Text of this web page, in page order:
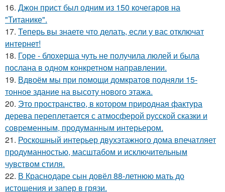
16. Джон прист был одним из 150 кочегаров на
"Титанике".
17. Теперь вы знаете что делать, если у вас отключат
интернет!
18. Горе - блохерша чуть не получила люлей и была
послана в одном конкретном направлении.
19. Вдвоём мы при помощи домкратов подняли 15-
тонное здание на высоту нового этажа.
20. Это пространство, в котором природная фактура
дерева переплетается с атмосферой русской сказки и
современным, продуманным интерьером.
21. Роскошный интерьер двухэтажного дома впечатляет
продуманностью, масштабом и исключительным
чувством стиля.
22. В Краснодаре сын довёл 88-летнюю мать до
истощения и запер в грязи.